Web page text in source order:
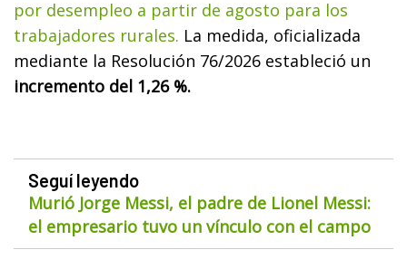
por desempleo a partir de agosto para los
trabajadores rurales. La medida, oficializada
mediante la Resolución 76/2026 estableció un
incremento del 1,26 %.
Seguí leyendo
Murió Jorge Messi, el padre de Lionel Messi:
el empresario tuvo un vínculo con el campo